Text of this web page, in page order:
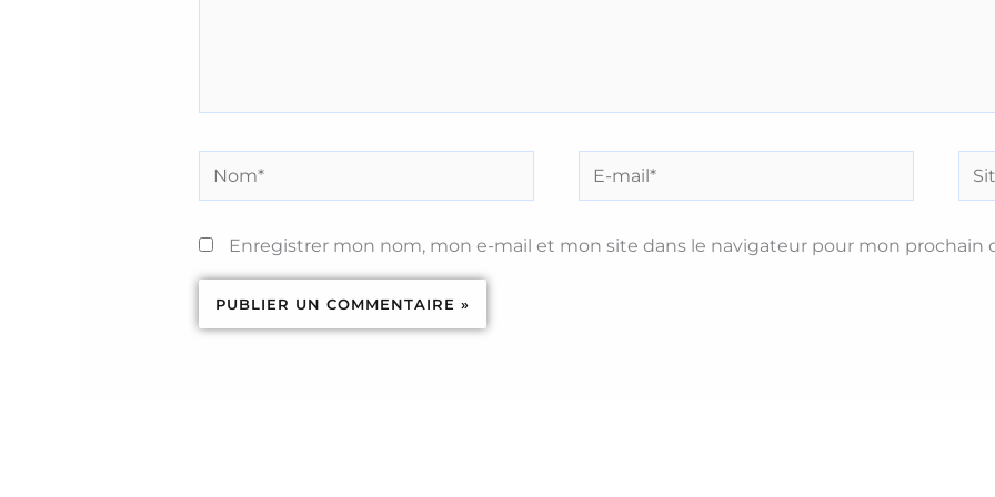
Nom*
E-
mail*
Site
Enregistrer mon nom, mon e-mail et mon site dans le navigateur pour mon prochain